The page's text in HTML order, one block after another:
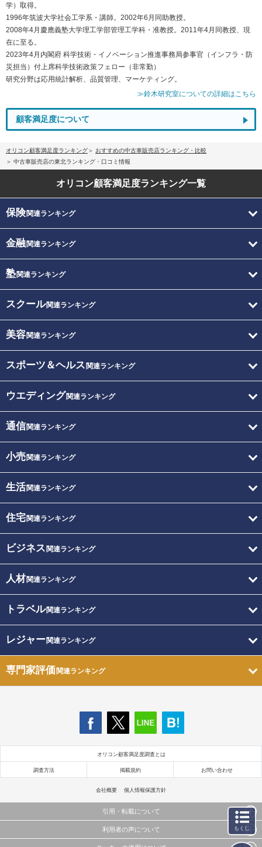
学）取得。
1996年筑波大学社会工学系・講師。2002年6月同助教授。
2008年4月慶應義塾大学理工学部管理工学科・准教授。2011年4月同教授、現
在に至る。
2023年4月内閣府 科学技術・イノベーション推進事務局参事官（インフラ・防
災担当）付上席科学技術政策フェロー（非常勤）
研究分野は応用統計解析、品質管理、マーケティング。
≫鈴木研究室についての詳細はこちら
顧客満足度について
オリコン顧客満足度ランキング
おすすめの中古車販売店ランキング・比較
中古車販売店の東北ランキング・口コミ情報
オリコン顧客満足度ランキング一覧
保険関連ランキング
金融関連ランキング
塾関連ランキング
スクール関連ランキング
美容関連ランキング
スポーツ＆ヘルス 関連ランキング
ウエディング関連ランキング
通信関連ランキング
小売関連ランキング
生活関連ランキング
住宅関連ランキング
ビジネス 関連ランキング
人材関連ランキング
トラベル関連ランキング
レジャー関連ランキング
専門家評価関連ランキング
オリコン顧客満足度調査とは
調査方法 掲載規約 お問い合わせ
会社概要 個人情報保護方針
引用・転載について
当サイトで公開されている情報（文字、写真、イラスト、画像データ等）及びこれらの配置・
利用者の声について もくじ